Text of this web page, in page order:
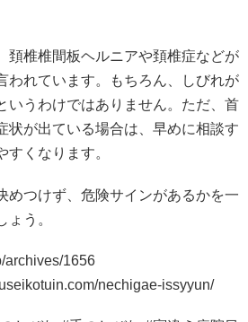
頚椎椎間板ヘルニアや頚椎症などが
われています。もちろん、しびれが
いうわけではありません。ただ、首
状が出ている場合は、早めに相談す
すくなります。
めつけず、危険サインがあるかを一
ょう。
archives/1656
nechigae-issyyun/